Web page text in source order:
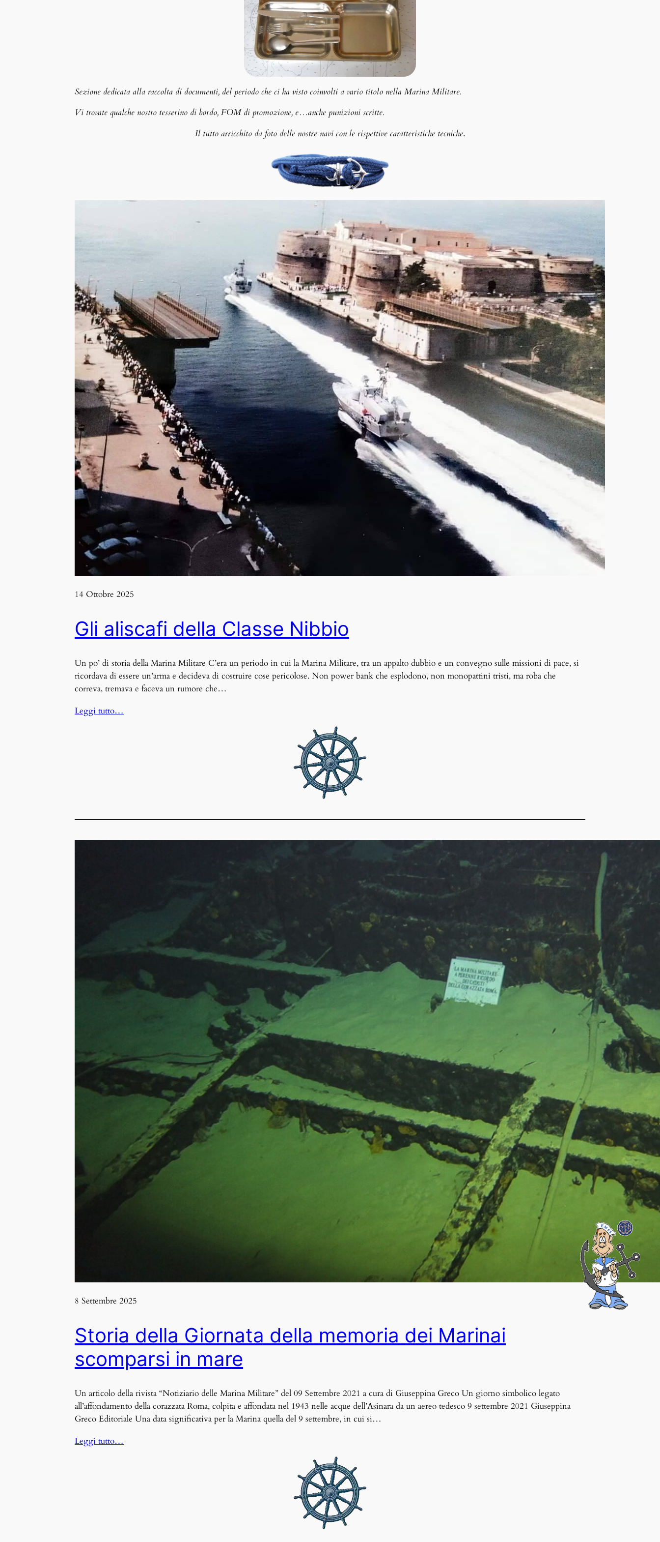
Sezione dedicata alla raccolta di documenti, del periodo che ci ha visto coinvolti a vario titolo nella Marina Militare.
Vi trovate qualche nostro tesserino di bordo, FOM di promozione, e…anche punizioni scritte.
Il tutto arricchito da foto delle nostre navi con le rispettive caratteristiche tecniche.
14 Ottobre 2025
Gli aliscafi della Classe Nibbio
Un po’ di storia della Marina Militare C’era un periodo in cui la Marina Militare, tra un appalto dubbio e un convegno sulle missioni di pace, si
ricordava di essere un’arma e decideva di costruire cose pericolose. Non power bank che esplodono, non monopattini tristi, ma roba che
correva, tremava e faceva un rumore che…
Leggi tutto…
8 Settembre 2025
Storia della Giornata della memoria dei Marinai
scomparsi in mare
Un articolo della rivista “Notiziario delle Marina Militare” del 09 Settembre 2021 a cura di Giuseppina Greco Un giorno simbolico legato
all’affondamento della corazzata Roma, colpita e affondata nel 1943 nelle acque dell’Asinara da un aereo tedesco 9 settembre 2021 Giuseppina
Greco Editoriale Una data significativa per la Marina quella del 9 settembre, in cui si…
Leggi tutto…